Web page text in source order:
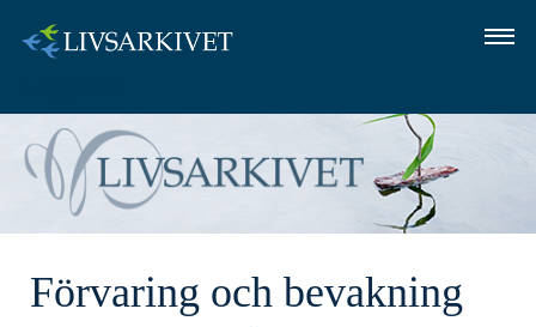
OM LIVSARKIVET
SÅ GÖR DU
FRÅGOR OCH SVAR
LOGGA IN
Förvaring och bevakning